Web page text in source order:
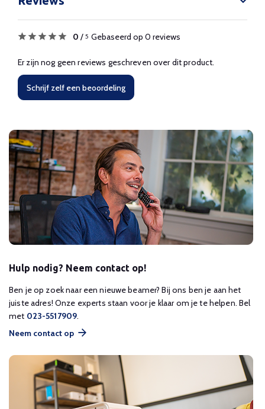
0 / 5 Gebaseerd op 0 reviews
Er zijn nog geen reviews geschreven over dit product.
Schrijf zelf een beoordeling
Hulp nodig? Neem contact op!
Ben je op zoek naar een nieuwe beamer? Bij ons ben je aan het
juiste adres! Onze experts staan voor je klaar om je te helpen. Bel
met 023-5517909.
Neem contact op